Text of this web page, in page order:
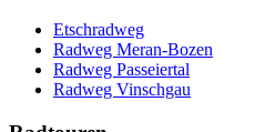
Etschradweg
Radweg Meran-Bozen
Radweg Passeiertal
Radweg Vinschgau